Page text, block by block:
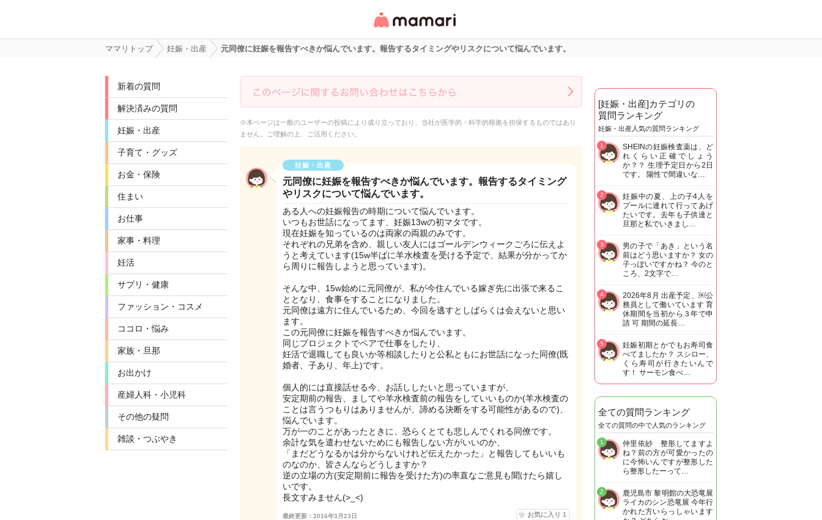
リ・情報サイト
ママリトップ 妊娠・出産 元同僚に妊娠を報告すべきか悩んでいます。報告するタイミングやリスクについて悩んでいます。
新着の質問
解決済みの質問
妊娠・出産
子育て・グッズ
お金・保険
住まい
お仕事
家事・料理
妊活
サプリ・健康
ファッション・コスメ
ココロ・悩み
家族・旦那
お出かけ
産婦人科・小児科
その他の疑問
雑談・つぶやき
※本ページは一般のユーザーの投稿により成り立っており、当社が医学的・科学的根拠を担保するものではあり
ません。ご理解の上、ご活用ください。
妊娠・出産
元同僚に妊娠を報告すべきか悩んでいます。報告するタイミング
やリスクについて悩んでいます。
ある人への妊娠報告の時期について悩んでいます。
いつもお世話になってます、妊娠13wの初マタです。
現在妊娠を知っているのは両家の両親のみです。
それぞれの兄弟を含め、親しい友人にはゴールデンウィークごろに伝えよ
うと考えています(15w半ばに羊水検査を受ける予定で、結果が分かってか
ら周りに報告しようと思っています)。
そんな中、15w始めに元同僚が、私が今住んでいる嫁ぎ先に出張で来るこ
ととなり、食事をすることになりました。
元同僚は遠方に住んでいるため、今回を逃すとしばらくは会えないと思い
ます。
この元同僚に妊娠を報告すべきか悩んでいます。
同じプロジェクトでペアで仕事をしたり、
妊活で退職しても良いか等相談したりと公私ともにお世話になった同僚(既
婚者、子あり、年上)です。
個人的には直接話せる今、お話ししたいと思っていますが、
安定期前の報告、ましてや羊水検査前の報告をしていいものか(羊水検査の
ことは言うつもりはありませんが、諦める決断をする可能性があるので)、
悩んでいます。
万が一のことがあったときに、恐らくとても悲しんでくれる同僚です。
余計な気を遣わせないためにも報告しない方がいいのか、
「まだどうなるかは分からないけれど伝えたかった」と報告してもいいも
のなのか、皆さんならどうしますか？
逆の立場の方(安定期前に報告を受けた方)の率直なご意見も聞けたら嬉し
いです。
長文すみません(>_<)
最終更新：2016年3月23日 お気に入り 1
[妊娠・出産]カテゴリの
質問ランキング
妊娠・出産人気の質問ランキング
SHEINの妊娠検査薬は、ど
れくらい正確でしょう
か？？ 生理予定日から2日
です。 陽性で間違いな…
1
妊娠中の夏、上の子4人を
プールに連れて行ってあげ
たいです。去年も子供達と
旦那と私でいきまし…
2
男の子で「あき」という名
前はどう思いますか？ 女の
子っぽいですかね？ 今のと
ころ、2文字で…
3
2026年8月 出産予定、￼公
務員として働いています 育
休期間を当初から３年で申
請 可 期間の延長…
4
妊娠初期とかでもお寿司食
べてましたか？ スシロー、
くら寿司が行きたいんで
す！ サーモン食べ…
5
全ての質問ランキング
全ての質問の中で人気のランキング
仲里依紗 整形してますよ
ね？前の方が可愛かったの
に今怖いんですが整形した
ら整形したーって…
1
鹿児島市 黎明館の大恐竜展
ライカのシン恐竜展 今年行
かれた方いらっしゃいます
2